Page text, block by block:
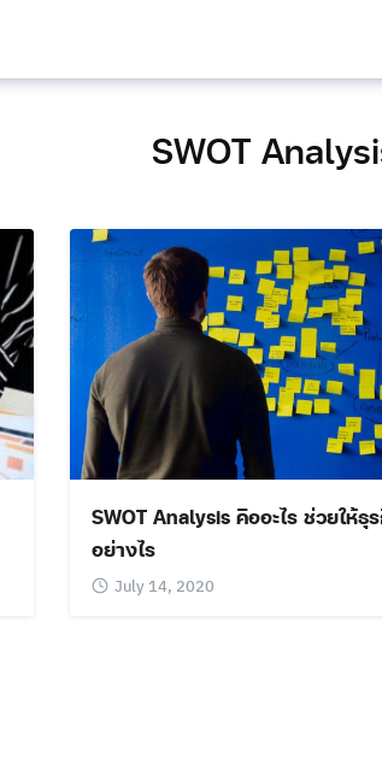
SWOT
SWOT Analysis คืออะไร ช่วยให้ธุ
อย่างไร
July 14, 2020